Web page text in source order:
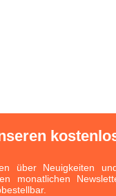
über Neuigkeiten
monatlichen